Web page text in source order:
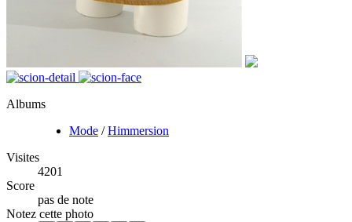
Albums
Mode /Himmersion
Visites
4201
Score
pas de note
Notez cette photo